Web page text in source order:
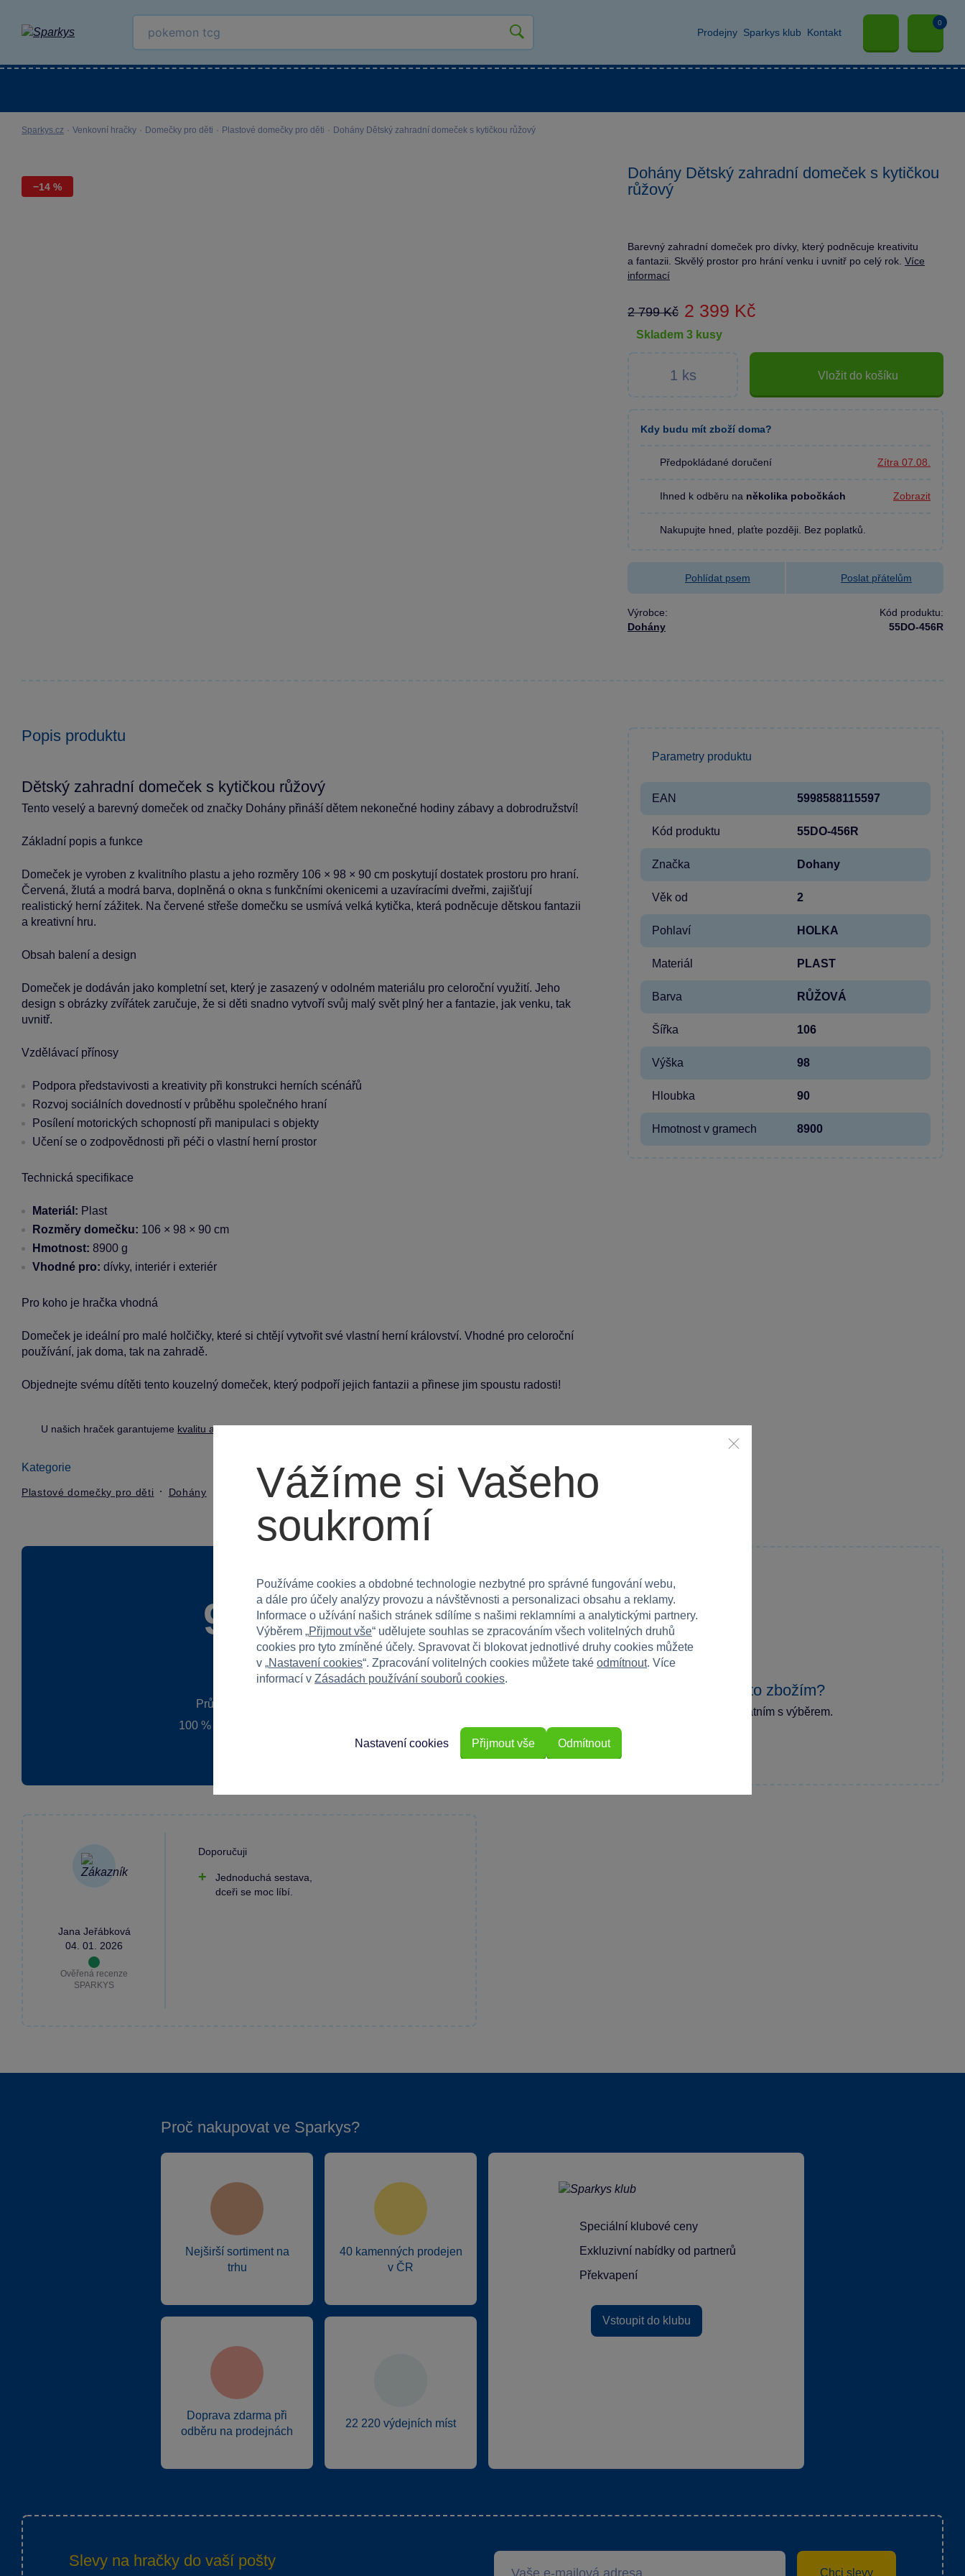
Prodejny Sparkys klub Kontakt
0
Sparkys.cz · Venkovní hračky · Domečky pro děti · Plastové domečky pro děti · Dohány Dětský zahradní domeček s kytičkou růžový
−14 %
Dohány Dětský zahradní domeček s kytičkou
růžový
Barevný zahradní domeček pro dívky, který podněcuje kreativitu
a fantazii. Skvělý prostor pro hrání venku i uvnitř po celý rok. Více
informací
2 799 Kč 2 399 Kč
skladem 3 kusy
Vložit do košíku
Kdy budu mít zboží doma?
Předpokládané doručení Zítra 07.08.
Ihned k odběru na několika pobočkách Zobrazit
Nakupujte hned, plaťte později. Bez poplatků.
Pohlídat psem Poslat přátelům
Výrobce:
Dohány
Kód produktu:
55DO-456R
Popis produktu
Dětský zahradní domeček s kytičkou růžový
Tento veselý a barevný domeček od značky Dohány přináší dětem nekonečné hodiny zábavy a dobrodružství!
Základní popis a funkce
Domeček je vyroben z kvalitního plastu a jeho rozměry 106 × 98 × 90 cm poskytují dostatek prostoru pro hraní.
Červená, žlutá a modrá barva, doplněná o okna s funkčními okenicemi a uzavíracími dveřmi, zajišťují
realistický herní zážitek. Na červené střeše domečku se usmívá velká kytička, která podněcuje dětskou fantazii
a kreativní hru.
Obsah balení a design
Domeček je dodáván jako kompletní set, který je zasazený v odolném materiálu pro celoroční využití. Jeho
design s obrázky zvířátek zaručuje, že si děti snadno vytvoří svůj malý svět plný her a fantazie, jak venku, tak
uvnitř.
Vzdělávací přínosy
Podpora představivosti a kreativity při konstrukci herních scénářů
Rozvoj sociálních dovedností v průběhu společného hraní
Posílení motorických schopností při manipulaci s objekty
Učení se o zodpovědnosti při péči o vlastní herní prostor
Technická specifikace
Materiál: Plast
Rozměry domečku: 106 × 98 × 90 cm
Hmotnost: 8900 g
Vhodné pro: dívky, interiér i exteriér
Pro koho je hračka vhodná
Domeček je ideální pro malé holčičky, které si chtějí vytvořit své vlastní herní království. Vhodné pro celoroční
používání, jak doma, tak na zahradě.
Objednejte svému dítěti tento kouzelný domeček, který podpoří jejich fantazii a přinese jim spoustu radosti!
U našich hraček garantujeme kvalitu a bezpečnost.
Kategorie
Plastové domečky pro děti Dohány
Parametry produktu
EAN 5998588115597
Kód produktu 55DO-456R
Značka Dohany
Věk od 2
Pohlaví HOLKA
Materiál PLAST
Barva RŮŽOVÁ
Šířka 106
Výška 98
Hloubka 90
Hmotnost v gramech 8900
90 %
Průměr z 1 hodnocení
100 % zákazníků doporučuje
Máte zkušenost s tímto zbožím?
Napište recenzi a pomozte ostatním s výběrem.
Jana Jeřábková
04. 01. 2026
Ověřená recenze
SPARKYS
Doporučuji
Jednoduchá sestava,
dceři se moc líbí.
Proč nakupovat ve Sparkys?
Nejširší sortiment na
trhu
40 kamenných prodejen
v ČR
Doprava zdarma při
odběru na prodejnách
22 220 výdejních míst
Speciální klubové ceny
Exkluzivní nabídky od partnerů
Překvapení
Vstoupit do klubu
Slevy na hračky do vaší pošty
Chci slevy
Vážíme si Vašeho
soukromí
Používáme cookies a obdobné technologie nezbytné pro správné fungování webu,
a dále pro účely analýzy provozu a návštěvnosti a personalizaci obsahu a reklamy.
Informace o užívání našich stránek sdílíme s našimi reklamními a analytickými partnery.
Výběrem „Přijmout vše“ udělujete souhlas se zpracováním všech volitelných druhů
cookies pro tyto zmíněné účely. Spravovat či blokovat jednotlivé druhy cookies můžete
v „Nastavení cookies“. Zpracování volitelných cookies můžete také odmítnout. Více
informací v Zásadách používání souborů cookies.
Odmítnout
Nastavení cookies Přijmout vše